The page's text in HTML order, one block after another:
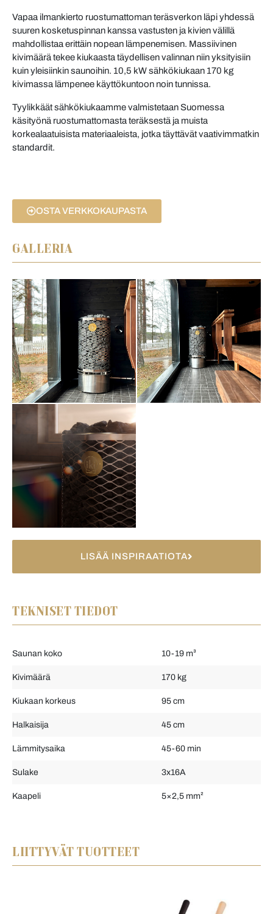
Vapaa ilmankierto ruostumattoman teräsverkon läpi yhdessä
suuren kosketuspinnan kanssa vastusten ja kivien välillä
mahdollistaa erittäin nopean lämpenemisen. Massiivinen
kivimäärä tekee kiukaasta täydellisen valinnan niin yksityisiin
kuin yleisiinkin saunoihin. 10,5 kW sähkökiukaan 170 kg
kivimassa lämpenee käyttökuntoon noin tunnissa.
Tyylikkäät sähkökiukaamme valmistetaan Suomessa
käsityönä ruostumattomasta teräksestä ja muista
korkealaatuisista materiaaleista, jotka täyttävät vaativimmatkin
standardit.
OSTA VERKKOKAUPASTA
GALLERIA
LISÄÄ INSPIRAATIOTA
TEKNISET TIEDOT
Saunan koko 10-19 m³
Kivimäärä 170 kg
Kiukaan korkeus 95 cm
Halkaisija 45 cm
Lämmitysaika 45-60 min
Sulake 3x16A
Kaapeli 5×2,5 mm²
LIITTYVÄT TUOTTEET